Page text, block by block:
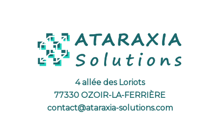
4 allée des Loriots
77330 OZOIR-LA-FERRIÈRE
contact@ataraxia-solutions.com